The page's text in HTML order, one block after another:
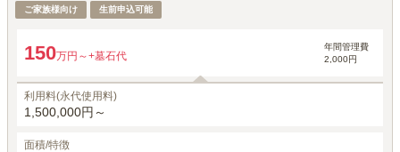
ご家族様向け 生前申込可能
150万円～+墓石代
年間管理費
2,000円
利用料(永代使用料)
1,500,000円～
面積/特徴